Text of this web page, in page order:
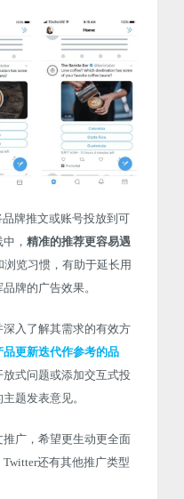
牌推文或账号投放到可
， 精准的推荐更容易遇
览习惯，有助于延长用
牌的广告效果。
入了解其需求的有效方
更新迭代作参考的品
式问题或添加交互式投
题发表意见。
广，希望更生动更全面
还有其他推广类型